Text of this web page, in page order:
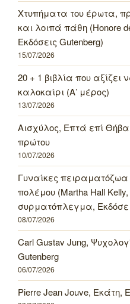
Χτυπήματα του έρωτα,
και λοιπά πάθη (Honore
Εκδόσεις Gutenberg)
15/07/2026
20 + 1 βιβλία που αξίζει
καλοκαίρι (Α’ μέρος)
13/07/2026
Αισχύλος, Επτά επί
πρώτου
10/07/2026
Γυναίκες πειραματόζωα
πολέμου (Martha Hall
συρματόπλεγμα,
08/07/2026
Carl Gustav Jung,
Gutenberg
06/07/2026
Pierre Jean Jouve, Εκάτη,